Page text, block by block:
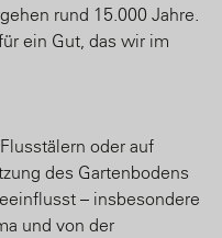
rund 15.000 Jahre.
ein Gut, das wir im
oder auf
des Gartenbodens
– insbesondere
und von der